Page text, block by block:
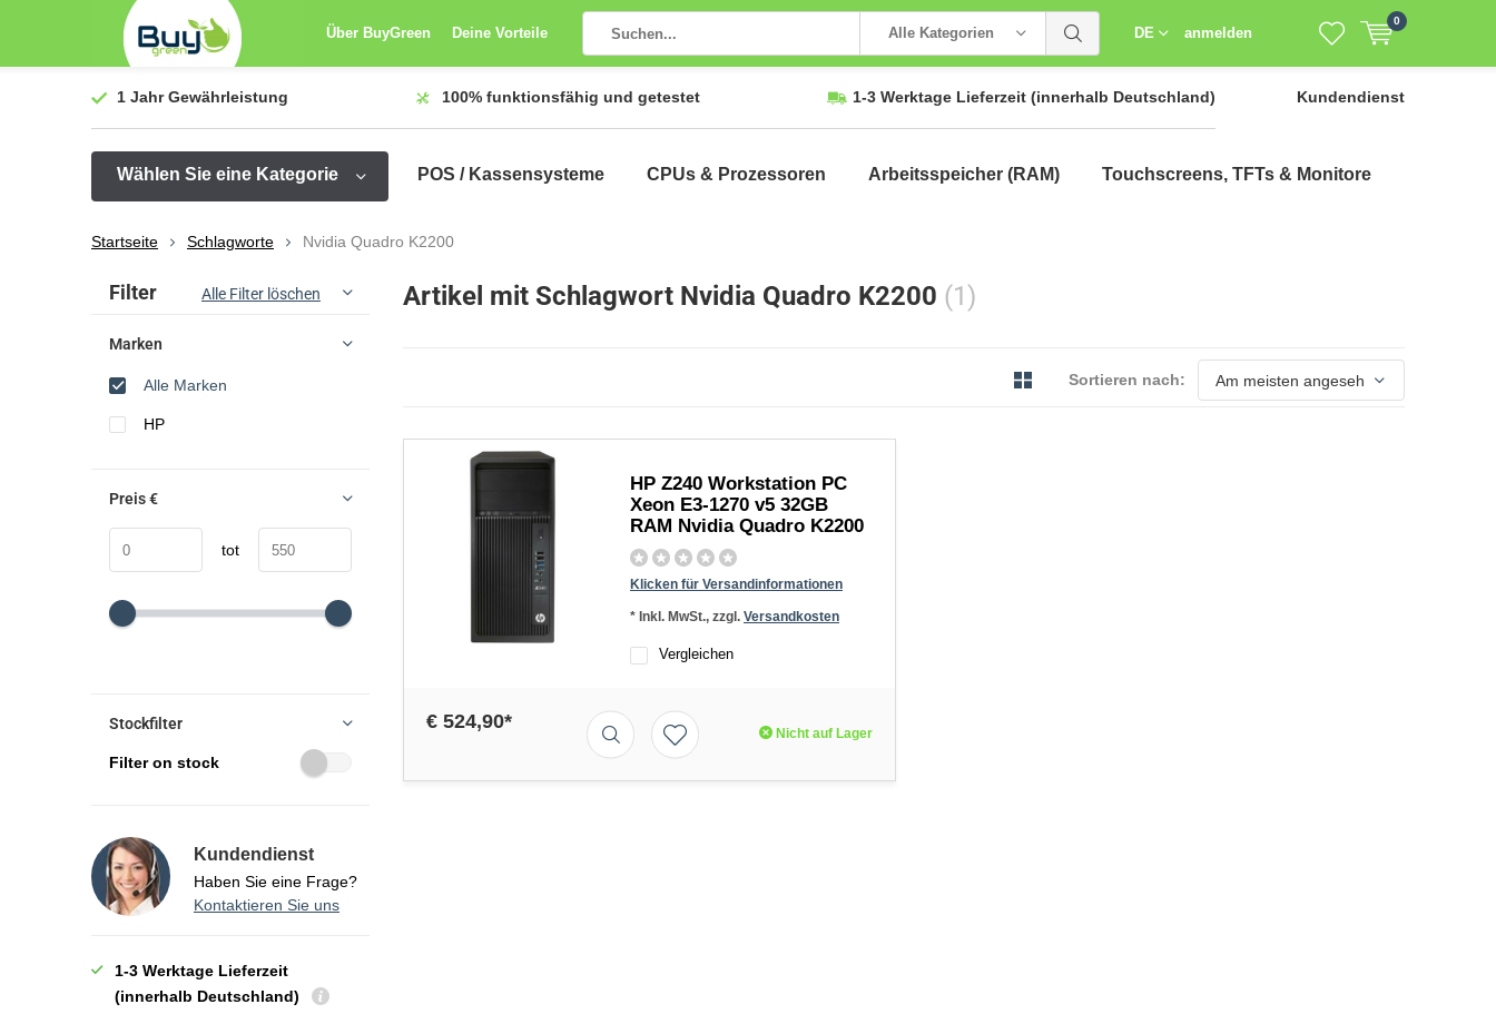
Über BuyGreen Deine Vorteile Alle Kategorien DE anmelden
0
1 JahrGewährleistung 100% funktionsfähig und getestet 1-3 Werktage Lieferzeit (innerhalb Deutschland) Kundendienst
Wählen Sie eine Kategorie POS / Kassensysteme CPUs & Prozessoren Arbeitsspeicher (RAM) Touchscreens, TFTs & Monitore
Startseite Schlagworte Nvidia Quadro K2200
Artikel mit Schlagwort Nvidia Quadro K2200 (1)
Sortieren nach:
HP Z240 Workstation PC
Xeon E3-1270 v5 32GB
RAM Nvidia Quadro K2200
Klicken für Versandinformationen
* Inkl. MwSt., zzgl. Versandkosten
Vergleichen
€ 524,90*
Nicht auf Lager
Sortieren nach:
Filter Alle Filter löschen
Marken
Alle Marken
HP
Preis€
tot
Stockfilter
Filter on stock
Kundendienst
Haben Sie eine Frage?
Kontaktieren Sie uns
1-3 Werktage Lieferzeit
(innerhalb Deutschland)